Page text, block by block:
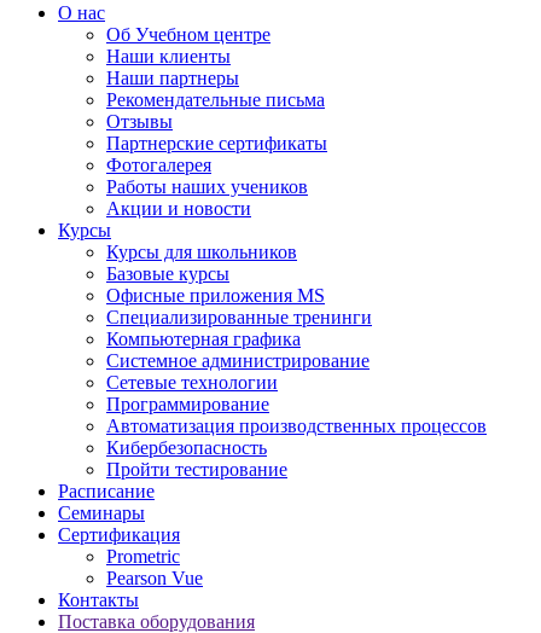
О нас
Об Учебном центре
Наши клиенты
Наши партнеры
Рекомендательные письма
Отзывы
Партнерские сертификаты
Фотогалерея
Работы наших учеников
Акции и новости
Курсы
Курсы для школьников
Базовые курсы
Офисные приложения MS
Специализированные тренинги
Компьютерная графика
Системное администрирование
Сетевые технологии
Программирование
Автоматизация производственных процессов
Кибербезопасность
Пройти тестирование
Расписание
Семинары
Сертификация
Prometric
Pearson Vue
Контакты
Поставка оборудования